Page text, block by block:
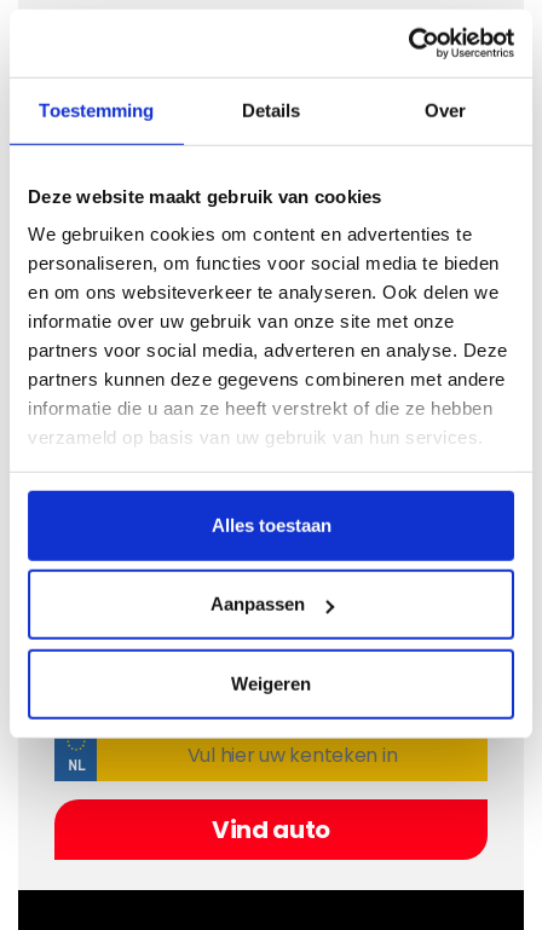
Toestemming Details Over
Deze website maakt gebruik van cookies
We gebruiken cookies om content en advertenties te
personaliseren, om functies voor social media te bieden
en om ons websiteverkeer te analyseren. Ook delen we
informatie over uw gebruik van onze site met onze
partners voor social media, adverteren en analyse. Deze
partners kunnen deze gegevens combineren met andere
informatie die u aan ze heeft verstrekt of die ze hebben
verzameld op basis van uw gebruik van hun services.
Alles toestaan
Aanpassen
Weigeren
Nissan Leaf
Bouwjaar
2011 - 2017
Kies dit model
Ik weet het bouwjaar niet
Als u het bouwjaar niet weet van uw auto kunt u hier
op kenteken zoeken: